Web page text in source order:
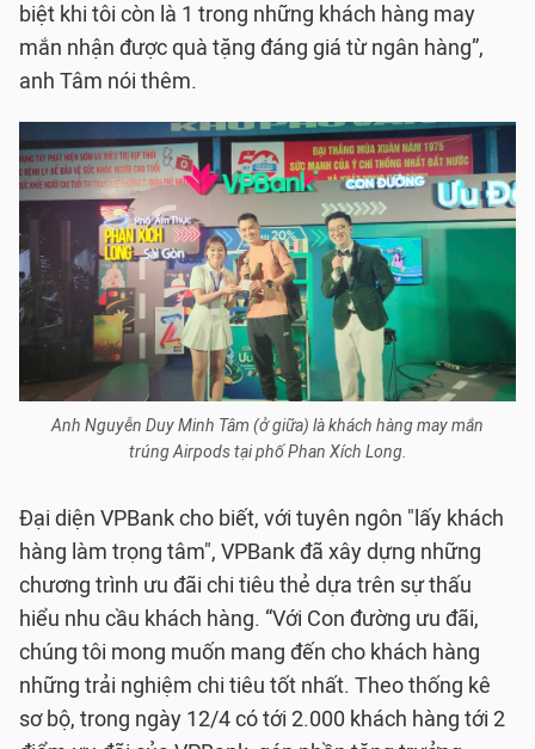
biệt khi tôi còn là 1 trong những khách hàng may
mắn nhận được quà tặng đáng giá từ ngân hàng”,
anh Tâm nói thêm.
Anh Nguyễn Duy Minh Tâm (ở giữa) là khách hàng may mắn
trúng Airpods tại phố Phan Xích Long.
Đại diện VPBank cho biết, với tuyên ngôn "lấy khách
hàng làm trọng tâm", VPBank đã xây dựng những
chương trình ưu đãi chi tiêu thẻ dựa trên sự thấu
hiểu nhu cầu khách hàng. “Với Con đường ưu đãi,
chúng tôi mong muốn mang đến cho khách hàng
những trải nghiệm chi tiêu tốt nhất. Theo thống kê
sơ bộ, trong ngày 12/4 có tới 2.000 khách hàng tới 2